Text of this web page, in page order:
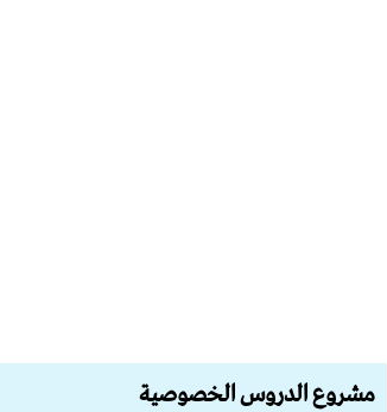
مشروع الدروس الخصوصية